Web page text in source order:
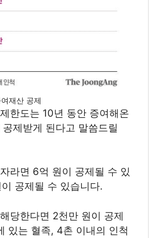
여재산 공제
한도는 10년 동안 증여해온
제받게 된다고 말씀드릴
라면 6억 원이 공제될 수 있
공제될 수 있습니다.
당한다면 2천만 원이 공제
있는 혈족, 4촌 이내의 인척